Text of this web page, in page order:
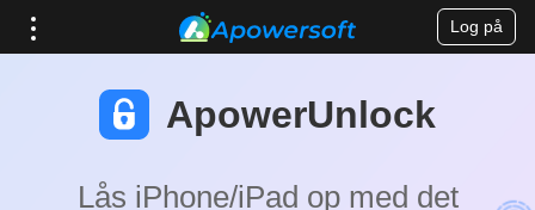
Log på
ApowerUnlock
Lås iPhone/iPad op med det